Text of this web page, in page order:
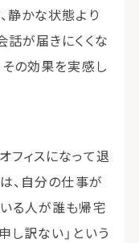
静かな状態より
話が届きにくくな
その効果を実感し
フィスになって退
、自分の仕事が
る人が誰も帰宅
し訳ない」という